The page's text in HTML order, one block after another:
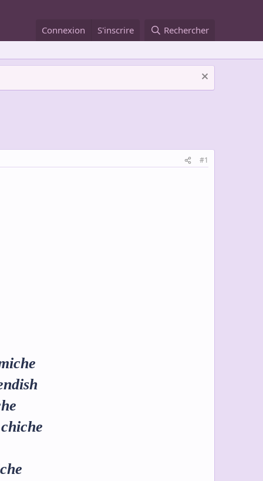
Connexion S'inscrire Rechercher
#1